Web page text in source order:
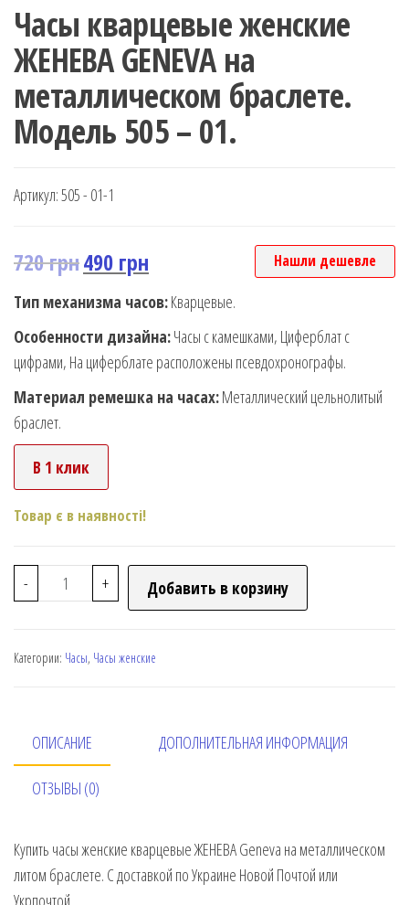
Часы кварцевые женские
ЖЕНЕВА GENEVA на
металлическом браслете.
Модель 505 – 01.
Артикул:505 - 01-1
720грн490 грн Нашли дешевле
Тип механизма часов:Кварцевые.
Особенности дизайна:Часы с камешками, Циферблат с
цифрами, На циферблате расположены псевдохронографы.
Материал ремешка на часах:Металлический цельнолитый
браслет.
В 1 клик
Товар є в наявності!
- + Добавить в корзину
Категории: Часы, Часы женские
ОПИСАНИЕ ДОПОЛНИТЕЛЬНАЯ ИНФОРМАЦИЯ
ОТЗЫВЫ (0)
Купить часы женские кварцевые ЖЕНЕВА Geneva на металлическом
литом браслете. С доставкой по Украине Новой Почтой или
Укрпочтой.